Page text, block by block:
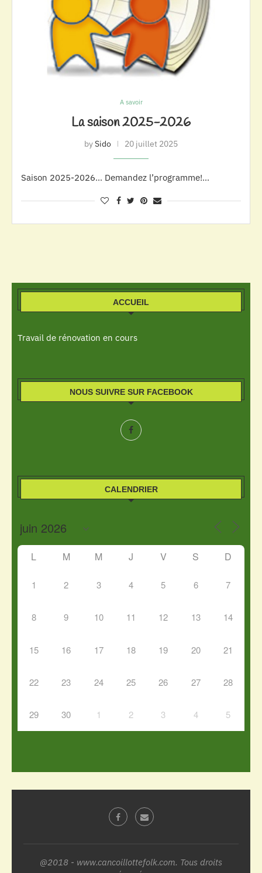
A savoir
La saison 2025-2026
bySido 20 juillet 2025
Saison 2025-2026… Demandez l’programme!…
ACCUEIL
Travail de rénovation en cours
NOUS SUIVRE SUR FACEBOOK
CALENDRIER
L M M J V S D
1 2 3 4 5 6 7
8 9 10 11 12 13 14
15 16 17 18 19 20 21
22 23 24 25 26 27 28
29 30 1 2 3 4 5
@2018 - www.cancoillottefolk.com. Tous droits